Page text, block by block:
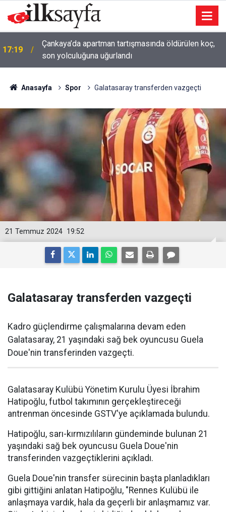
17:19
Çankaya’da apartman tartışmasında öldürülen koç,
son yolculuğuna uğurlandı
Anasayfa Spor Galatasaray transferden vazgeçti
19:52
21 Temmuz 2024
Galatasaray transferden vazgeçti
Kadro güçlendirme çalışmalarına devam eden
Galatasaray, 21 yaşındaki sağ bek oyuncusu Guela
Doue'nin transferinden vazgeçti.
Galatasaray Kulübü Yönetim Kurulu Üyesi İbrahim
Hatipoğlu, futbol takımının gerçekleştireceği
antrenman öncesinde GSTV'ye açıklamada bulundu.
Hatipoğlu, sarı-kırmızılıların gündeminde bulunan 21
yaşındaki sağ bek oyuncusu Guela Doue'nin
transferinden vazgeçtiklerini açıkladı.
Guela Doue'nin transfer sürecinin başta planladıkları
gibi gittiğini anlatan Hatipoğlu, "Rennes Kulübü ile
anlaşmaya vardık, hala da geçerli bir anlaşmamız var.